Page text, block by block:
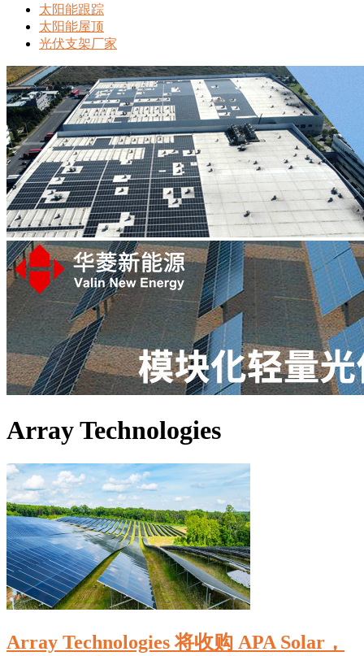
太阳能跟踪
太阳能屋顶
光伏支架厂家
Array Technologies
Array Technologies 将收购 APA Solar，